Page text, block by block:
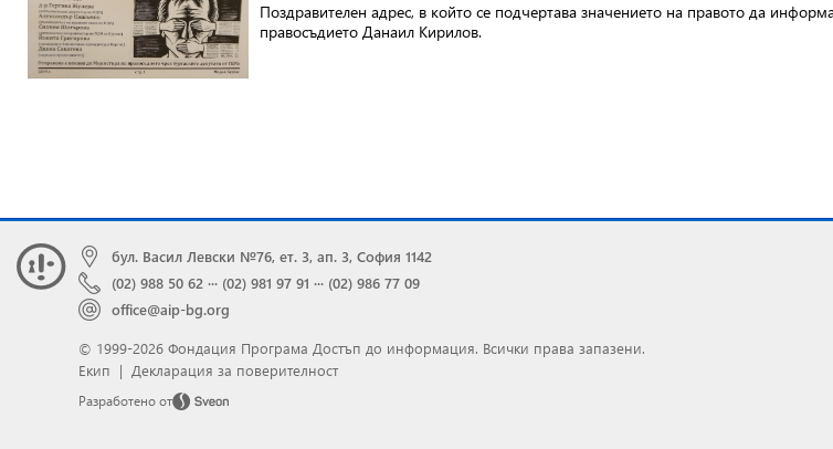
Поздравителен адрес, в който се подчертава значението на правото да
правосъдието Данаил Кирилов.
бул. Васил Левски №76, ет. 3, ап. 3, София 1142
(02) 988 50 62 ··· (02) 981 97 91 ··· (02) 986 77 09
office@aip-bg.org
© 1999-2026 Фондация Програма Достъп до информация. Всички права запазени.
Екип | Декларация за поверителност
Разработено от